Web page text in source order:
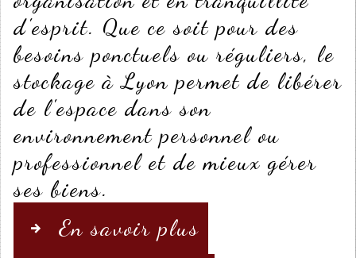
d'esprit. Que ce soit pour des
besoins ponctuels ou réguliers, le
stockage à Lyon permet de libérer
de l'espace dans son
environnement personnel ou
professionnel et de mieux gérer
ses biens.
En savoir plus